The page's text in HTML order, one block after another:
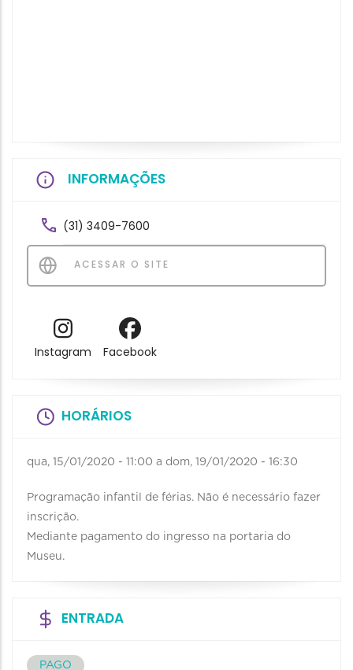
INFORMAÇÕES
(31) 3409-7600
ACESSAR O SITE
Instagram Facebook
HORÁRIOS
qua, 15/01/2020 - 11:00 a dom, 19/01/2020 - 16:30
Programação infantil de férias. Não é necessário fazer
inscrição.
Mediante pagamento do ingresso na portaria do
Museu.
ENTRADA
PAGO